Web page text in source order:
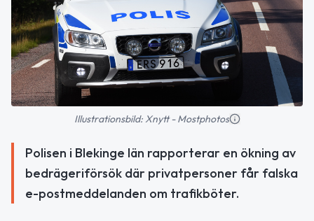
Illustrationsbild: Xnytt - Mostphotos
Polisen i Blekinge län rapporterar en ökning av
bedrägeriförsök där privatpersoner får falska
e-postmeddelanden om trafikböter.